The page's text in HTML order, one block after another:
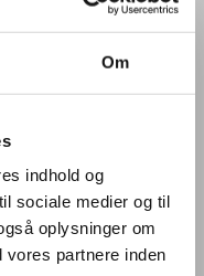
Om
indhold og
sociale medier og til
oplysninger om
partnere inden
Dette er
og
4050
der